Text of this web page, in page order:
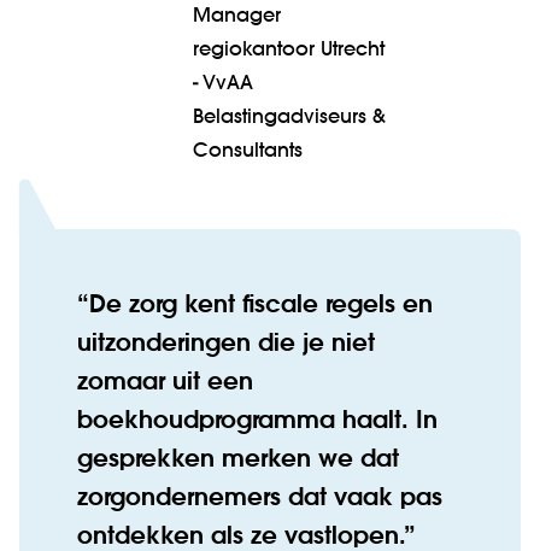
Manager
regiokantoor Utrecht
- VvAA
Belastingadviseurs &
Consultants
De zorg kent fiscale regels en
uitzonderingen die je niet
zomaar uit een
boekhoudprogramma haalt. In
gesprekken merken we dat
zorgondernemers dat vaak pas
ontdekken als ze vastlopen.